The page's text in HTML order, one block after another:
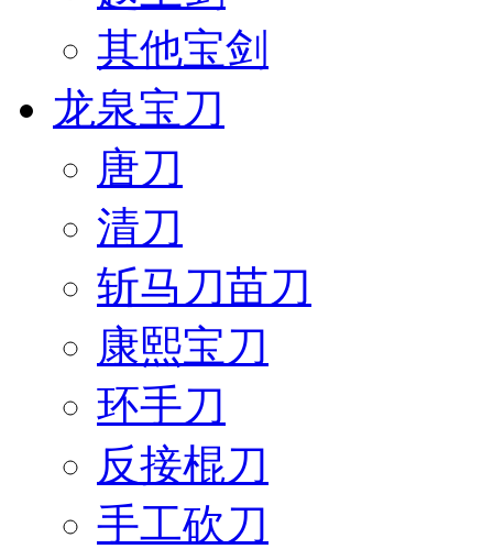
其他宝剑
龙泉宝刀
唐刀
清刀
斩马刀苗刀
康熙宝刀
环手刀
反接棍刀
手工砍刀